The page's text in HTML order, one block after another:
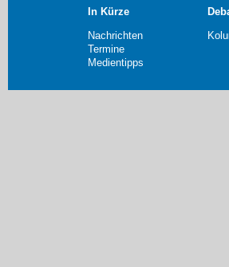
In Kürze
Nachrichten
Termine
Medientipps